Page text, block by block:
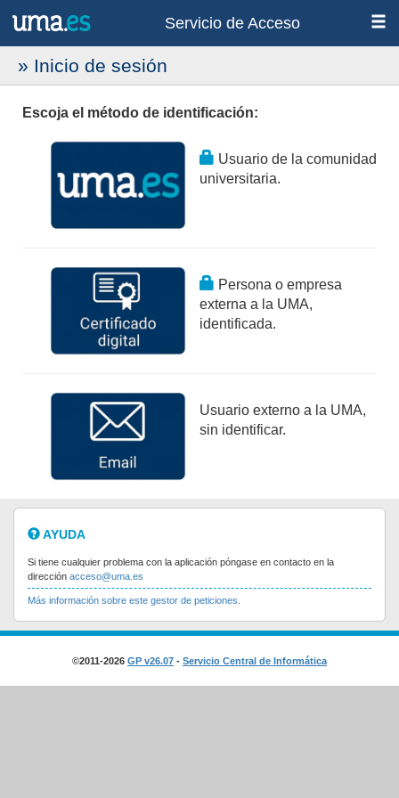
Servicio de Acceso
» Inicio de sesión
Escoja el método de identificación:
Usuario de la comunidad
universitaria.
Persona o empresa
externa a la UMA,
identificada.
Usuario externo a la UMA,
sin identificar.
AYUDA
Si tiene cualquier problema con la aplicación póngase en contacto en la
dirección acceso@uma.es
Más información sobre este gestor de peticiones
©2011-2026 GP v26.07 - Servicio Central de Informática